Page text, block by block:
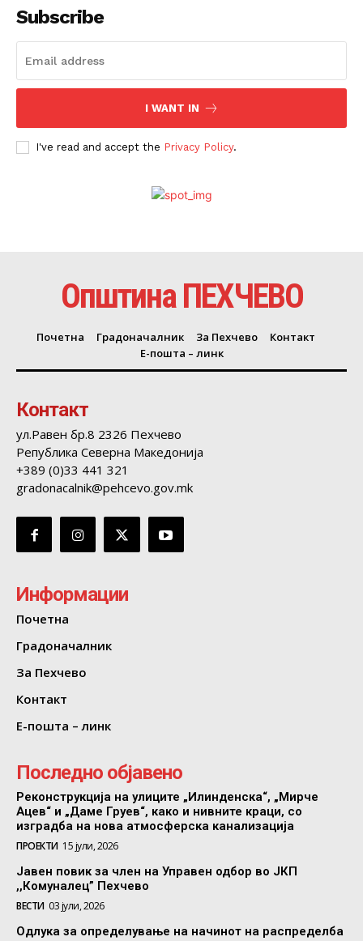
Subscribe
I WANT IN
I've read and accept the Privacy Policy.
Општина ПЕХЧЕВО
Почетна Градоначалник За Пехчево
Контакт
Е-пошта – линк
Контакт
ул.Равен бр.8 2326 Пехчево
Република Северна Македонија
+389 (0)33 441 321
gradonacalnik@pehcevo.gov.mk
Информации
Почетна
Градоначалник
За Пехчево
Контакт
Е-пошта – линк
Последно објавено
Реконструкција на улиците „Илинденска“, „Мирче
Ацев“ и „Даме Груев“, како и нивните краци, со
изградба на нова атмосферска канализација
ПРОЕКТИ 15 јули, 2026
Јавен повик за член на Управен одбор во ЈКП
,,Комуналец” Пехчево
ВЕСТИ 03 јули, 2026
Одлука за определување на начинот на распределба